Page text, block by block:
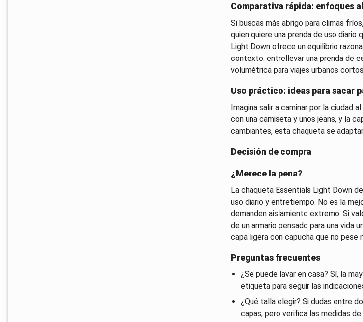
Comparativa rápida: enfoques
Si buscas más abrigo para climas
quien quiere una prenda de uso
Light Down ofrece un equilibrio
contexto: entrellevar una prenda de
volumétrica para viajes urbanos
Uso práctico: ideas para sacar
Imagina salir a caminar por la ciudad
con una camiseta y unos jeans, y la
cambiantes, esta chaqueta se
Decisión de compra
¿Merece la pena?
La chaqueta Essentials Light Down
uso diario y entretiempo. No es la
demanden aislamiento extremo. Si
de un armario pensado para una vida
capa ligera con capucha que no pese
Preguntas frecuentes
¿Se puede lavar en casa? Sí, la
etiqueta para seguir las
¿Qué talla elegir? Si dudas entre
capas, pero verifica las medidas